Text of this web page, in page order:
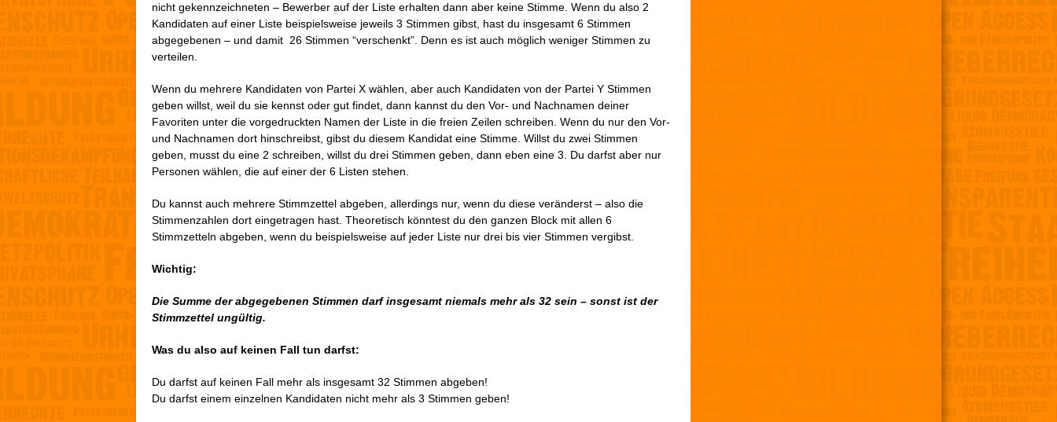
nicht gekennzeichneten – Bewerber auf der Liste erhalten dann aber keine Stimme. Wenn du also 2
Kandidaten auf einer Liste beispielsweise jeweils 3 Stimmen gibst, hast du insgesamt 6 Stimmen
abgegebenen – und damit 26 Stimmen “verschenkt”. Denn es ist auch möglich weniger Stimmen zu
verteilen.
Wenn du mehrere Kandidaten von Partei X wählen, aber auch Kandidaten von der Partei Y Stimmen
geben willst, weil du sie kennst oder gut findet, dann kannst du den Vor- und Nachnamen deiner
Favoriten unter die vorgedruckten Namen der Liste in die freien Zeilen schreiben. Wenn du nur den Vor-
und Nachnamen dort hinschreibst, gibst du diesem Kandidat eine Stimme. Willst du zwei Stimmen
geben, musst du eine 2 schreiben, willst du drei Stimmen geben, dann eben eine 3. Du darfst aber nur
Personen wählen, die auf einer der 6 Listen stehen.
Du kannst auch mehrere Stimmzettel abgeben, allerdings nur, wenn du diese veränderst – also die
Stimmenzahlen dort eingetragen hast. Theoretisch könntest du den ganzen Block mit allen 6
Stimmzetteln abgeben, wenn du beispielsweise auf jeder Liste nur drei bis vier Stimmen vergibst.
Wichtig:
Die Summe der abgegebenen Stimmen darf insgesamt niemals mehr als 32 sein – sonst ist der
Stimmzettel ungültig.
Was du also auf keinen Fall tun darfst:
Du darfst auf keinen Fall mehr als insgesamt 32 Stimmen abgeben!
Du darfst einem einzelnen Kandidaten nicht mehr als 3 Stimmen geben!